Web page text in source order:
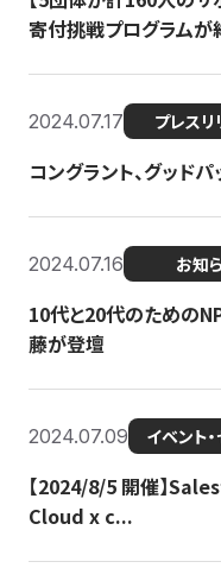
寄付挑戦プログラムが
2024.07.17 プレスリ
コングラント、グッド
2024.07.16 お知
10代と20代のための
藤が登壇
2024.07.09 イベント
【2024/8/5 開催】
Cloud x c...